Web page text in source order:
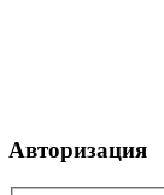
Авторизация